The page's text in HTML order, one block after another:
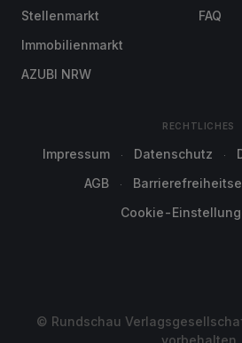
Stellenmarkt
Immobilienmarkt
AZUBI NRW
FAQ
RECHTLICHES
Impressum Datenschutz
AGB
Cookie-
© Rundschau